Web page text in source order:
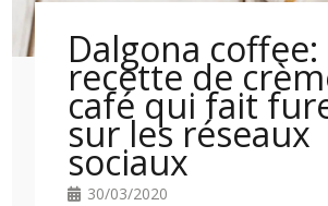
Dalgona coffee:
recette de
café qui fait
sur les réseaux
sociaux
30/03/2020